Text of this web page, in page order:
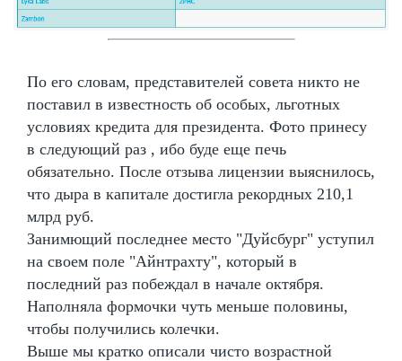
По его словам, представителей совета никто не
поставил в известность об особых, льготных
условиях кредита для президента. Фото принесу
в следующий раз , ибо буде еще печь
обязательно. После отзыва лицензии выяснилось,
что дыра в капитале достигла рекордных 210,1
млрд руб.
Занимющий последнее место "Дуйсбург" уступил
на своем поле "Айнтрахту", который в
последний раз побеждал в начале октября.
Наполняла формочки чуть меньше половины,
чтобы получились колечки.
Выше мы кратко описали чисто возрастной